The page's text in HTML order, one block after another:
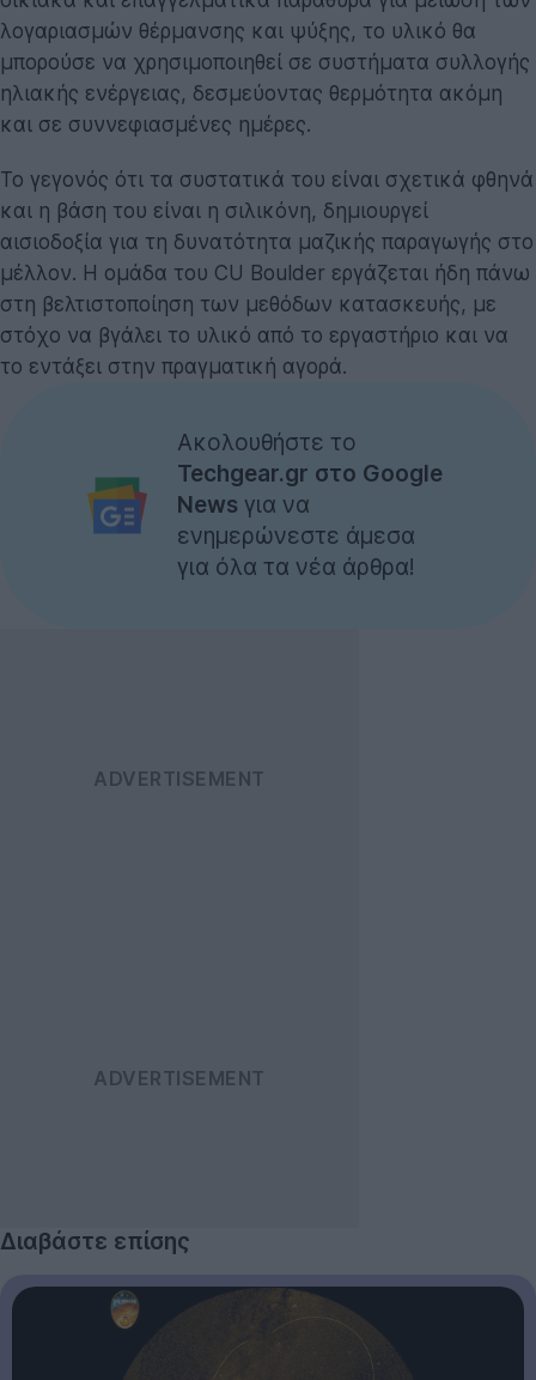
λογαριασμών θέρμανσης και ψύξης, το υλικό θα
μπορούσε να χρησιμοποιηθεί σε συστήματα συλλογής
ηλιακής ενέργειας, δεσμεύοντας θερμότητα ακόμη
και σε συννεφιασμένες ημέρες.
Το γεγονός ότι τα συστατικά του είναι σχετικά φθηνά
και η βάση του είναι η σιλικόνη, δημιουργεί
αισιοδοξία για τη δυνατότητα μαζικής παραγωγής στο
μέλλον. Η ομάδα του CU Boulder εργάζεται ήδη πάνω
στη βελτιστοποίηση των μεθόδων κατασκευής, με
στόχο να βγάλει το υλικό από το εργαστήριο και να
το εντάξει στην πραγματική αγορά.
Ακολουθήστε το
Techgear.gr στο Google
News για να
ενημερώνεστε άμεσα
για όλα τα νέα άρθρα!
Διαβάστε επίσης